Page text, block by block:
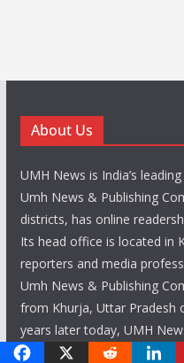
About Us
UMH News is India’s
Umh News & Publishing
districts, has online
Its head office is located in
reporters and media
Umh News & Publishing
from Khurja, Uttar Pradesh
years later today, UMH
newspaper in India.